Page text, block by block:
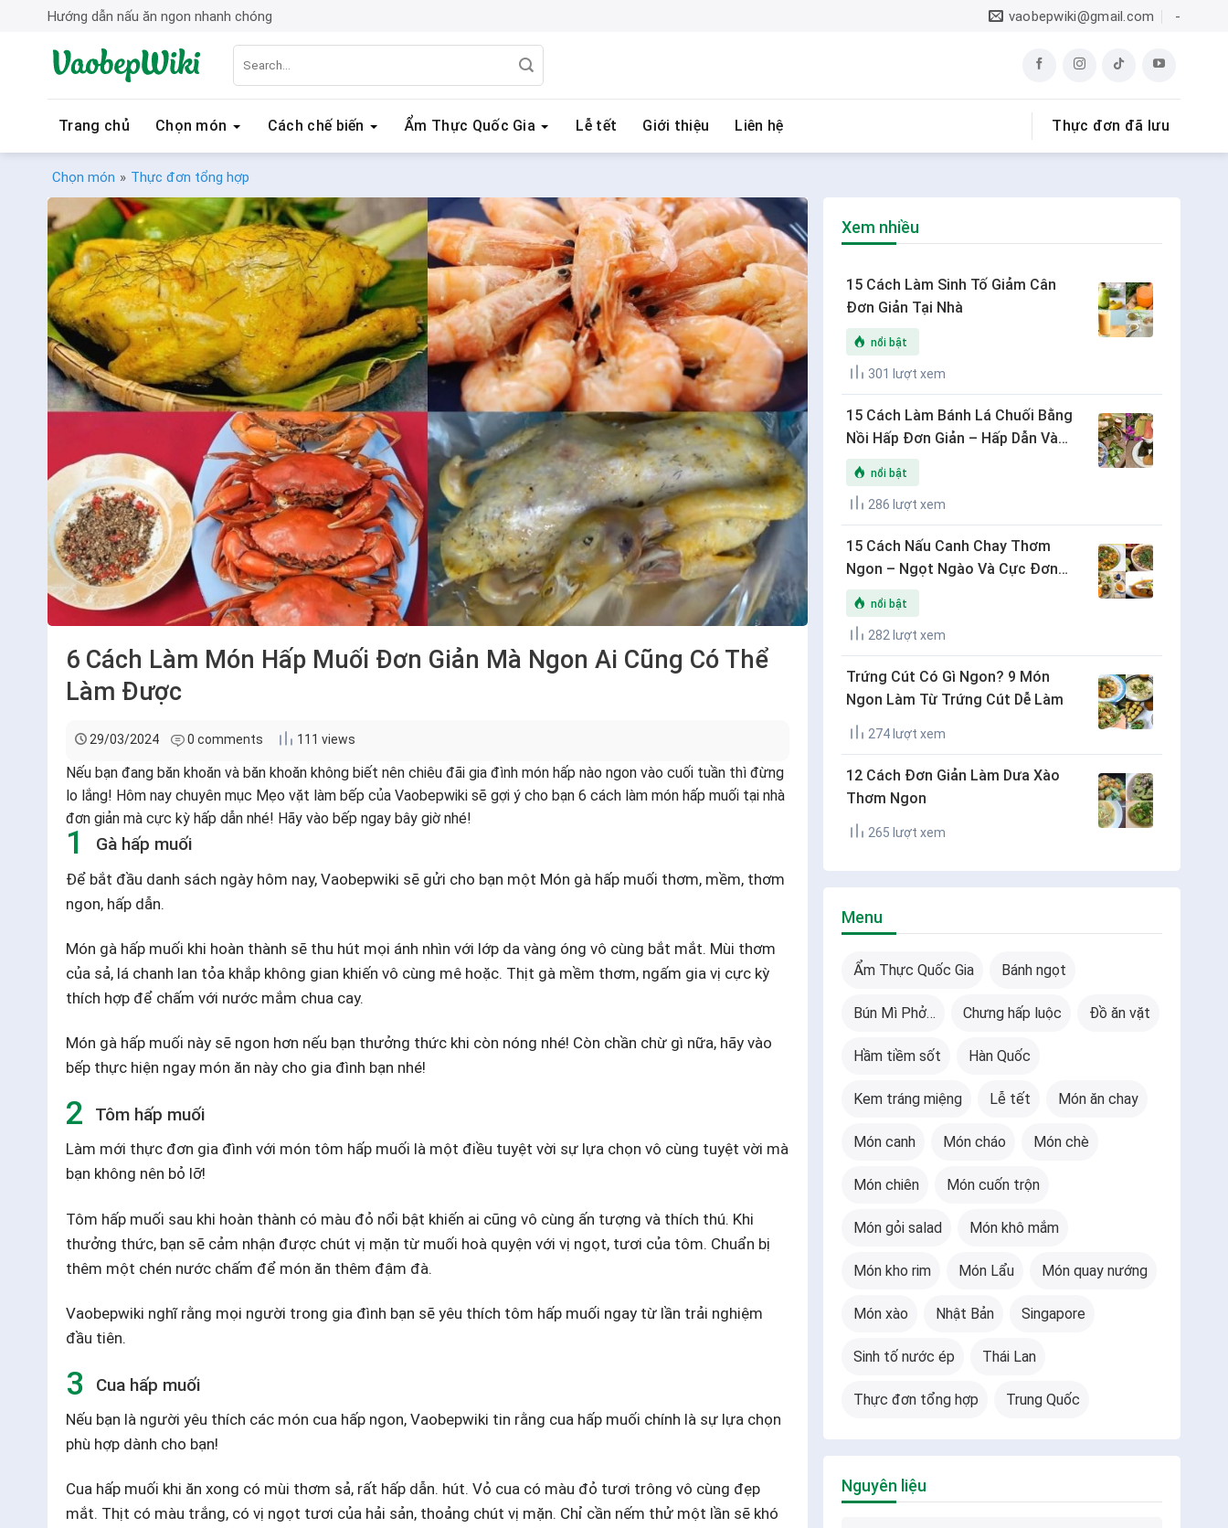
Hướng dẫn nấu ăn ngon nhanh chóng vaobepwiki@gmail.com -
Trang chủ Chọn món Cách chế biến Ẩm Thực Quốc Gia Lễ tết Giới thiệu Liên hệ Thực đơn đã lưu
Chọn món » Thực đơn tổng hợp
6 Cách Làm Món Hấp Muối Đơn Giản Mà Ngon Ai Cũng Có Thể
Làm Được
29/03/2024 0 comments 111 views
Nếu bạn đang băn khoăn và băn khoăn không biết nên chiêu đãi gia đình món hấp nào ngon vào cuối tuần thì đừng
lo lắng! Hôm nay chuyên mục Mẹo vặt làm bếp của Vaobepwiki sẽ gợi ý cho bạn 6 cách làm món hấp muối tại nhà
đơn giản mà cực kỳ hấp dẫn nhé! Hãy vào bếp ngay bây giờ nhé!
Gà hấp muối
Để bắt đầu danh sách ngày hôm nay, Vaobepwiki sẽ gửi cho bạn một Món gà hấp muối thơm, mềm, thơm
ngon, hấp dẫn.
Món gà hấp muối khi hoàn thành sẽ thu hút mọi ánh nhìn với lớp da vàng óng vô cùng bắt mắt. Mùi thơm
của sả, lá chanh lan tỏa khắp không gian khiến vô cùng mê hoặc. Thịt gà mềm thơm, ngấm gia vị cực kỳ
thích hợp để chấm với nước mắm chua cay.
Món gà hấp muối này sẽ ngon hơn nếu bạn thưởng thức khi còn nóng nhé! Còn chần chừ gì nữa, hãy vào
bếp thực hiện ngay món ăn này cho gia đình bạn nhé!
Tôm hấp muối
Làm mới thực đơn gia đình với món tôm hấp muối là một điều tuyệt vời sự lựa chọn vô cùng tuyệt vời mà
bạn không nên bỏ lỡ!
Tôm hấp muối sau khi hoàn thành có màu đỏ nổi bật khiến ai cũng vô cùng ấn tượng và thích thú. Khi
thưởng thức, bạn sẽ cảm nhận được chút vị mặn từ muối hoà quyện với vị ngọt, tươi của tôm. Chuẩn bị
thêm một chén nước chấm để món ăn thêm đậm đà.
Vaobepwiki nghĩ rằng mọi người trong gia đình bạn sẽ yêu thích tôm hấp muối ngay từ lần trải nghiệm
đầu tiên.
Cua hấp muối
Nếu bạn là người yêu thích các món cua hấp ngon, Vaobepwiki tin rằng cua hấp muối chính là sự lựa chọn
phù hợp dành cho bạn!
Cua hấp muối khi ăn xong có mùi thơm sả, rất hấp dẫn. hút. Vỏ cua có màu đỏ tươi trông vô cùng đẹp
mắt. Thịt có màu trắng, có vị ngọt tươi của hải sản, thoảng chút vị mặn. Chỉ cần nếm thử một lần sẽ khó
Xem nhiều
15 Cách Làm Sinh Tố Giảm Cân
Đơn Giản Tại Nhà
nổi bật
301 lượt xem
15 Cách Làm Bánh Lá Chuối Bằng
Nồi Hấp Đơn Giản – Hấp Dẫn Và
Thơm Ngon
nổi bật
286 lượt xem
15 Cách Nấu Canh Chay Thơm
Ngon – Ngọt Ngào Và Cực Đơn
Giản
nổi bật
282 lượt xem
Trứng Cút Có Gì Ngon? 9 Món
Ngon Làm Từ Trứng Cút Dễ Làm
274 lượt xem
12 Cách Đơn Giản Làm Dưa Xào
Thơm Ngon
265 lượt xem
Menu
Ẩm Thực Quốc Gia Bánh ngọt
Bún Mì Phở… Chưng hấp luộc Đồ ăn vặt
Hầm tiềm sốt Hàn Quốc
Kem tráng miệng Lễ tết Món ăn chay
Món canh Món cháo Món chè
Món chiên Món cuốn trộn
Món gỏi salad Món khô mắm
Món kho rim Món Lẩu Món quay nướng
Món xào Nhật Bản Singapore
Sinh tố nước ép Thái Lan
Thực đơn tổng hợp Trung Quốc
Nguyên liệu